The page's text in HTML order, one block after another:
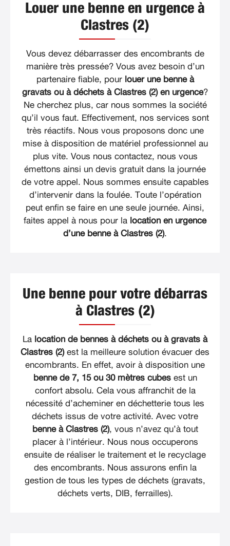
Louer une benne en urgence à
Clastres (2)
Vous devez débarrasser des encombrants de
manière très pressée? Vous avez besoin d’un
partenaire fiable, pour louer une benne à
gravats ou à déchets à Clastres (2) en urgence?
Ne cherchez plus, car nous sommes la société
qu’il vous faut. Effectivement, nos services sont
très réactifs. Nous vous proposons donc une
mise à disposition de matériel professionnel au
plus vite. Vous nous contactez, nous vous
émettons ainsi un devis gratuit dans la journée
de votre appel. Nous sommes ensuite capables
d’intervenir dans la foulée. Toute l’opération
peut enfin se faire en une seule journée. Ainsi,
faites appel à nous pour la location en urgence
d’une benne à Clastres (2).
Une benne pour votre débarras
à Clastres (2)
La location de bennes à déchets ou à gravats à
Clastres (2)est la meilleure solution évacuer des
encombrants. En effet, avoir à disposition une
benne de 7, 15 ou 30 mètres cubesest un
confort absolu. Cela vous affranchit de la
nécessité d’acheminer en déchetterie tous les
déchets issus de votre activité. Avec votre
benne à Clastres (2), vous n’avez qu’à tout
placer à l’intérieur. Nous nous occuperons
ensuite de réaliser le traitement et le recyclage
des encombrants. Nous assurons enfin la
gestion de tous les types de déchets (gravats,
déchets verts, DIB, ferrailles).